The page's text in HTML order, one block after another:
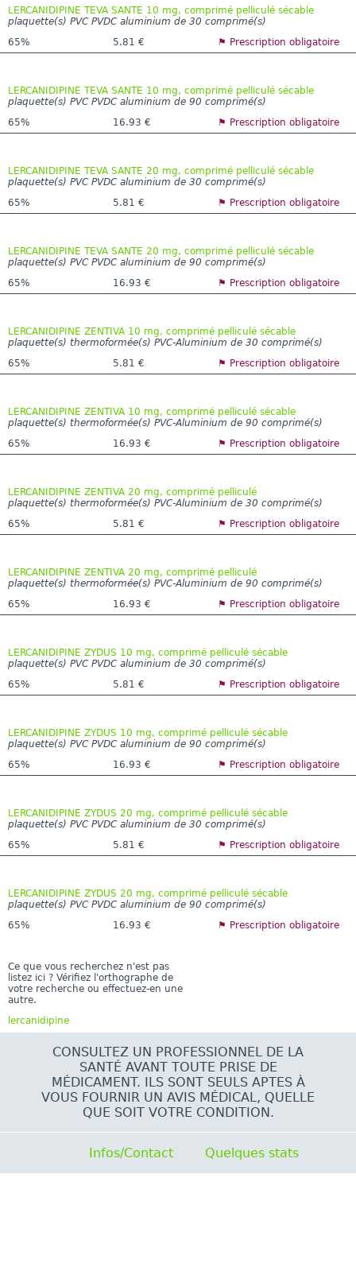
LERCANIDIPINE TEVA SANTE 10 mg, comprimé pelliculé sécable
plaquette(s) PVC PVDC aluminium de 30 comprimé(s)
65%
5.81 € ⚑ Prescription obligatoire
LERCANIDIPINE TEVA SANTE 10 mg, comprimé pelliculé sécable
plaquette(s) PVC PVDC aluminium de 90 comprimé(s)
65%
16.93 € ⚑ Prescription obligatoire
LERCANIDIPINE TEVA SANTE 20 mg, comprimé pelliculé sécable
plaquette(s) PVC PVDC aluminium de 30 comprimé(s)
65%
5.81 € ⚑ Prescription obligatoire
LERCANIDIPINE TEVA SANTE 20 mg, comprimé pelliculé sécable
plaquette(s) PVC PVDC aluminium de 90 comprimé(s)
65%
16.93 € ⚑ Prescription obligatoire
LERCANIDIPINE ZENTIVA 10 mg, comprimé pelliculé sécable
plaquette(s) thermoformée(s) PVC-Aluminium de 30 comprimé(s)
65%
5.81 € ⚑ Prescription obligatoire
LERCANIDIPINE ZENTIVA 10 mg, comprimé pelliculé sécable
plaquette(s) thermoformée(s) PVC-Aluminium de 90 comprimé(s)
65%
16.93 € ⚑ Prescription obligatoire
LERCANIDIPINE ZENTIVA 20 mg, comprimé pelliculé
plaquette(s) thermoformée(s) PVC-Aluminium de 30 comprimé(s)
65%
5.81 € ⚑ Prescription obligatoire
LERCANIDIPINE ZENTIVA 20 mg, comprimé pelliculé
plaquette(s) thermoformée(s) PVC-Aluminium de 90 comprimé(s)
65%
16.93 € ⚑ Prescription obligatoire
LERCANIDIPINE ZYDUS 10 mg, comprimé pelliculé sécable
plaquette(s) PVC PVDC aluminium de 30 comprimé(s)
65%
5.81 € ⚑ Prescription obligatoire
LERCANIDIPINE ZYDUS 10 mg, comprimé pelliculé sécable
plaquette(s) PVC PVDC aluminium de 90 comprimé(s)
65%
16.93 € ⚑ Prescription obligatoire
LERCANIDIPINE ZYDUS 20 mg, comprimé pelliculé sécable
plaquette(s) PVC PVDC aluminium de 30 comprimé(s)
65%
5.81 € ⚑ Prescription obligatoire
LERCANIDIPINE ZYDUS 20 mg, comprimé pelliculé sécable
plaquette(s) PVC PVDC aluminium de 90 comprimé(s)
65%
16.93 € ⚑ Prescription obligatoire
Ce que vous recherchez n'est pas
listez ici ? Vérifiez l'orthographe de
votre recherche ou effectuez-en une
autre.
lercanidipine
CONSULTEZ UN PROFESSIONNEL DE LA
SANTÉ AVANT TOUTE PRISE DE
MÉDICAMENT. ILS SONT SEULS APTES À
VOUS FOURNIR UN AVIS MÉDICAL, QUELLE
QUE SOIT VOTRE CONDITION.
Infos/Contact Quelques stats